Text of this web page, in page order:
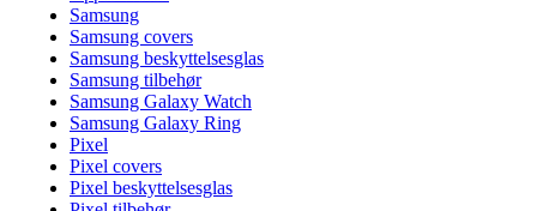
Samsung
Samsung covers
Samsung beskyttelsesglas
Samsung tilbehør
Samsung Galaxy Watch
Samsung Galaxy Ring
Pixel
Pixel covers
Pixel beskyttelsesglas